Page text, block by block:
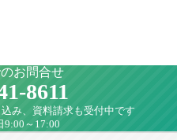
お問合せ
8611
み、資料請求も受付中です
9:00～17:00